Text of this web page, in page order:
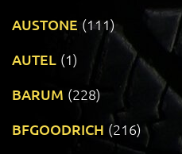
AUSTONE (111)
AUTEL (1)
BARUM (228)
BFGOODRICH (216)